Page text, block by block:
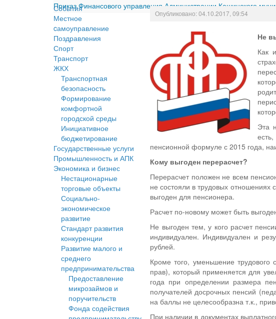
Приказ Финансового управления Администрации Кашинского
События
Местное
cамоуправление
Поздравления
Спорт
Транспорт
ЖКХ
Транспортная
безопасность
Формирование
комфортной
городской среды
Инициативное
бюджетирование
Государственные услуги
Промышленность и АПК
Экономика и бизнес
Нестационарные
торговые объекты
Социально-
экономическое
развитие
Стандарт развития
конкуренции
Развитие малого и
среднего
предпринимательства
Предоставление
микрозаймов и
поручительств
Фонда содействия
Опубликовано: 04.10.2017, 09:54
Не
Как
Эта
пенсионной формуле с 2015 года,
Кому выгоден перерасчет?
Перерасчет положен не всем
не состояли в трудовых
выгоден для пенсионера.
Расчет по-новому может быть
Не выгоден тем, у кого расчет
индивидуален. Индивидуален и
рублей.
Кроме того, уменьшение
прав), который применяется для
года при определении размера
получателей досрочных пенсий
на баллы не целесообразна т.к.,
При наличии в документах